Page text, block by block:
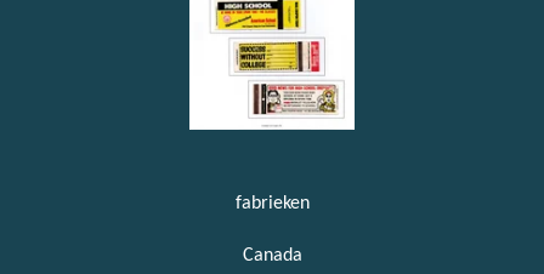
fabrieken
Canada